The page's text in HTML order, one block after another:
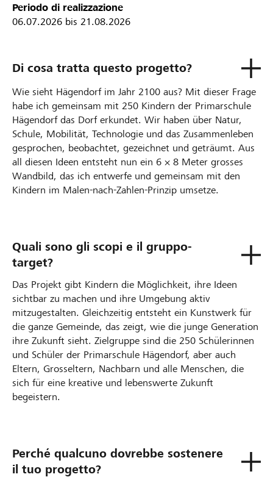
Periodo di realizzazione
06.07.2026 bis 21.08.2026
Di cosa tratta questo progetto?
Wie sieht Hägendorf im Jahr 2100 aus? Mit dieser Frage
habe ich gemeinsam mit 250 Kindern der Primarschule
Hägendorf das Dorf erkundet. Wir haben über Natur,
Schule, Mobilität, Technologie und das Zusammenleben
gesprochen, beobachtet, gezeichnet und geträumt. Aus
all diesen Ideen entsteht nun ein 6 × 8 Meter grosses
Wandbild, das ich entwerfe und gemeinsam mit den
Kindern im Malen-nach-Zahlen-Prinzip umsetze.
Quali sono gli scopi e il gruppo-
target?
Das Projekt gibt Kindern die Möglichkeit, ihre Ideen
sichtbar zu machen und ihre Umgebung aktiv
mitzugestalten. Gleichzeitig entsteht ein Kunstwerk für
die ganze Gemeinde, das zeigt, wie die junge Generation
ihre Zukunft sieht. Zielgruppe sind die 250 Schülerinnen
und Schüler der Primarschule Hägendorf, aber auch
Eltern, Grosseltern, Nachbarn und alle Menschen, die
sich für eine kreative und lebenswerte Zukunft
begeistern.
Perché qualcuno dovrebbe sostenere
il tuo progetto?